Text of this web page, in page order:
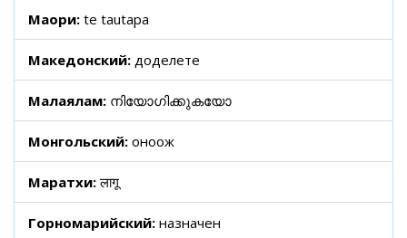
Маори: te tautapa
Македонский: доделете
Малаялам: നിയോഗിക്കുകയോ
Монгольский: оноож
Маратхи:लागू
Горномарийский: назначен